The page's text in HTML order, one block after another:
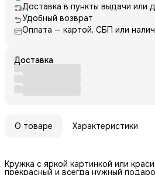
Доставка в пункты выдачи или
Удобный возврат
Оплата — картой, СБП или
Доставка
О товаре Характеристики
Кружка с яркой картинкой или
прекрасный и всегда нужный